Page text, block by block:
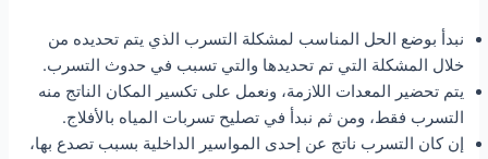
نبدأ بوضع الحل المناسب لمشكلة التسرب الذي يتم تحديده من
خلال المشكلة التي تم تحديدها والتي تسبب في حدوث التسرب.
يتم تحضير المعدات اللازمة، ونعمل على تكسير المكان الناتج منه
التسرب فقط، ومن ثم نبدأ في تصليح تسربات المياه بالأفلاج.
إن كان التسرب ناتج عن إحدى المواسير الداخلية بسبب تصدع بها،